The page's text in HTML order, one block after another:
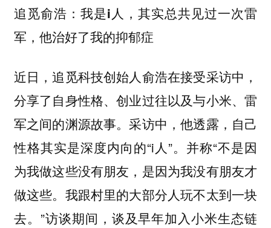
追觅俞浩：我是i人，其实总共见过一次雷
军，他治好了我的抑郁症
近日，追觅科技创始人俞浩在接受采访中，
分享了自身性格、创业过往以及与小米、雷
军之间的渊源故事。采访中，他透露，自己
性格其实是深度内向的“i人”。并称“不是因
为我做这些没有朋友，是因为我没有朋友才
做这些。我跟村里的大部分人玩不太到一块
去。”访谈期间，谈及早年加入小米生态链